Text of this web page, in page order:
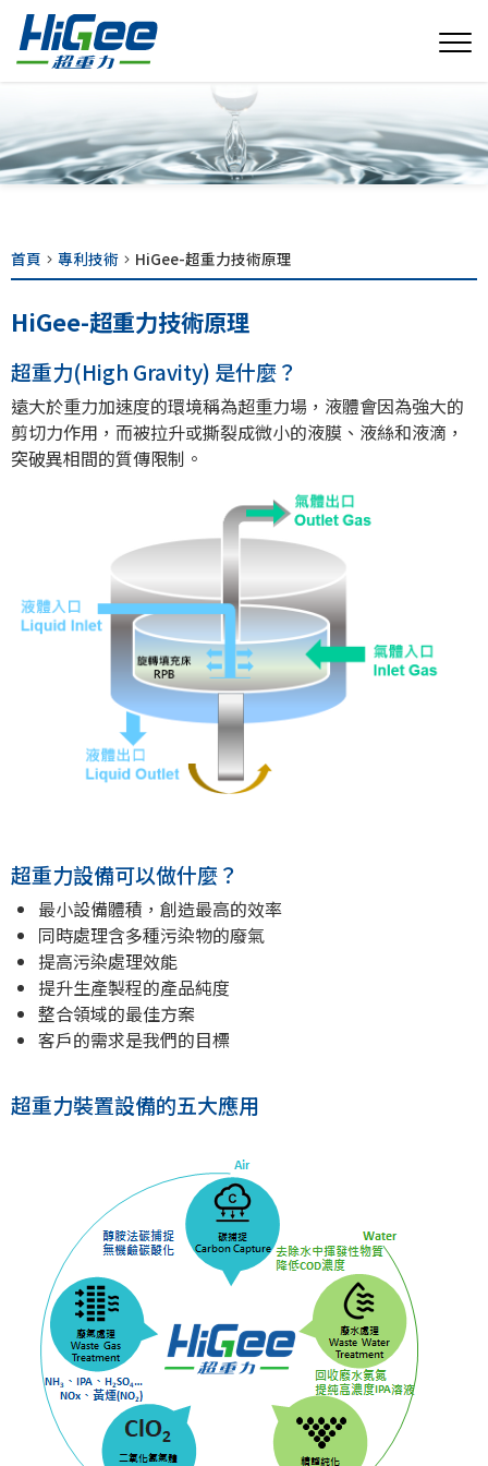
首頁 專利技術 HiGee-超重力技術原理
HiGee-超重力技術原理
超重力(High Gravity) 是什麼？
遠大於重力加速度的環境稱為超重力場，液體會因為強大的
剪切力作用，而被拉升或撕裂成微小的液膜、液絲和液滴，
突破異相間的質傳限制。
超重力設備可以做什麼？
最小設備體積，創造最高的效率
同時處理含多種污染物的廢氣
提高污染處理效能
提升生產製程的產品純度
整合領域的最佳方案
客戶的需求是我們的目標
超重力裝置設備的五大應用